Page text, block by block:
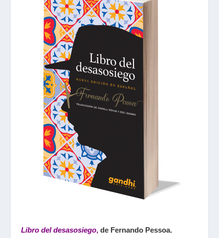
Libro del desasosiego, de Fernando Pessoa.